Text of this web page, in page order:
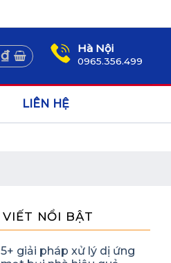
₫ Hà Nội
0965.356.499
LIÊN HỆ
VIẾT NỔI BẬT
5+ giải pháp xử lý dị ứng